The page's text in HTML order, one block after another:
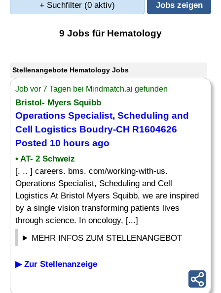
+ Suchfilter (0 aktiv)
9 Jobs für Hematology
Stellenangebote Hematology Jobs
Job vor 7 Tagen bei Mindmatch.ai gefunden
Bristol- Myers Squibb
Operations Specialist, Scheduling and
Cell Logistics Boudry-CH R1604626
Posted 10 hours ago
• AT- 2 Schweiz
[. .. ] careers. bms. com/working-with-us.
Operations Specialist, Scheduling and Cell
Logistics At Bristol Myers Squibb, we are inspired
by a single vision transforming patients lives
through science. In oncology, [...]
MEHR INFOS ZUM STELLENANGEBOT
▶ Zur Stellenanzeige